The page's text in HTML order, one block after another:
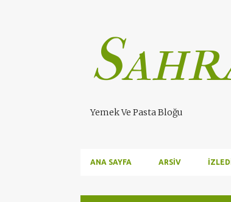
Yemek Ve Pasta Bloğu
ANA SAYFA ARSIV